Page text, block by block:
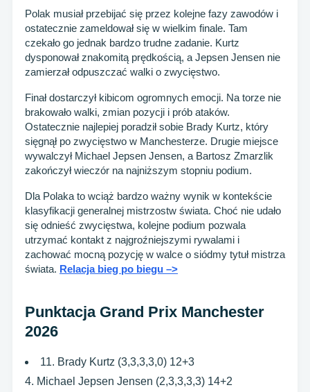
Polak musiał przebijać się przez kolejne fazy zawodów i
ostatecznie zameldował się w wielkim finale. Tam
czekało go jednak bardzo trudne zadanie. Kurtz
dysponował znakomitą prędkością, a Jepsen Jensen nie
zamierzał odpuszczać walki o zwycięstwo.
Finał dostarczył kibicom ogromnych emocji. Na torze nie
brakowało walki, zmian pozycji i prób ataków.
Ostatecznie najlepiej poradził sobie Brady Kurtz, który
sięgnął po zwycięstwo w Manchesterze. Drugie miejsce
wywalczył Michael Jepsen Jensen, a Bartosz Zmarzlik
zakończył wieczór na najniższym stopniu podium.
Dla Polaka to wciąż bardzo ważny wynik w kontekście
klasyfikacji generalnej mistrzostw świata. Choć nie udało
się odnieść zwycięstwa, kolejne podium pozwala
utrzymać kontakt z najgroźniejszymi rywalami i
zachować mocną pozycję w walce o siódmy tytuł mistrza
świata. Relacja bieg po biegu –>
Punktacja Grand Prix Manchester
2026
11. Brady Kurtz (3,3,3,3,0) 12+3
4. Michael Jepsen Jensen (2,3,3,3,3) 14+2